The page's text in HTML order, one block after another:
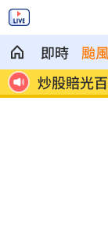
即時 颱
慘
來台5度遇